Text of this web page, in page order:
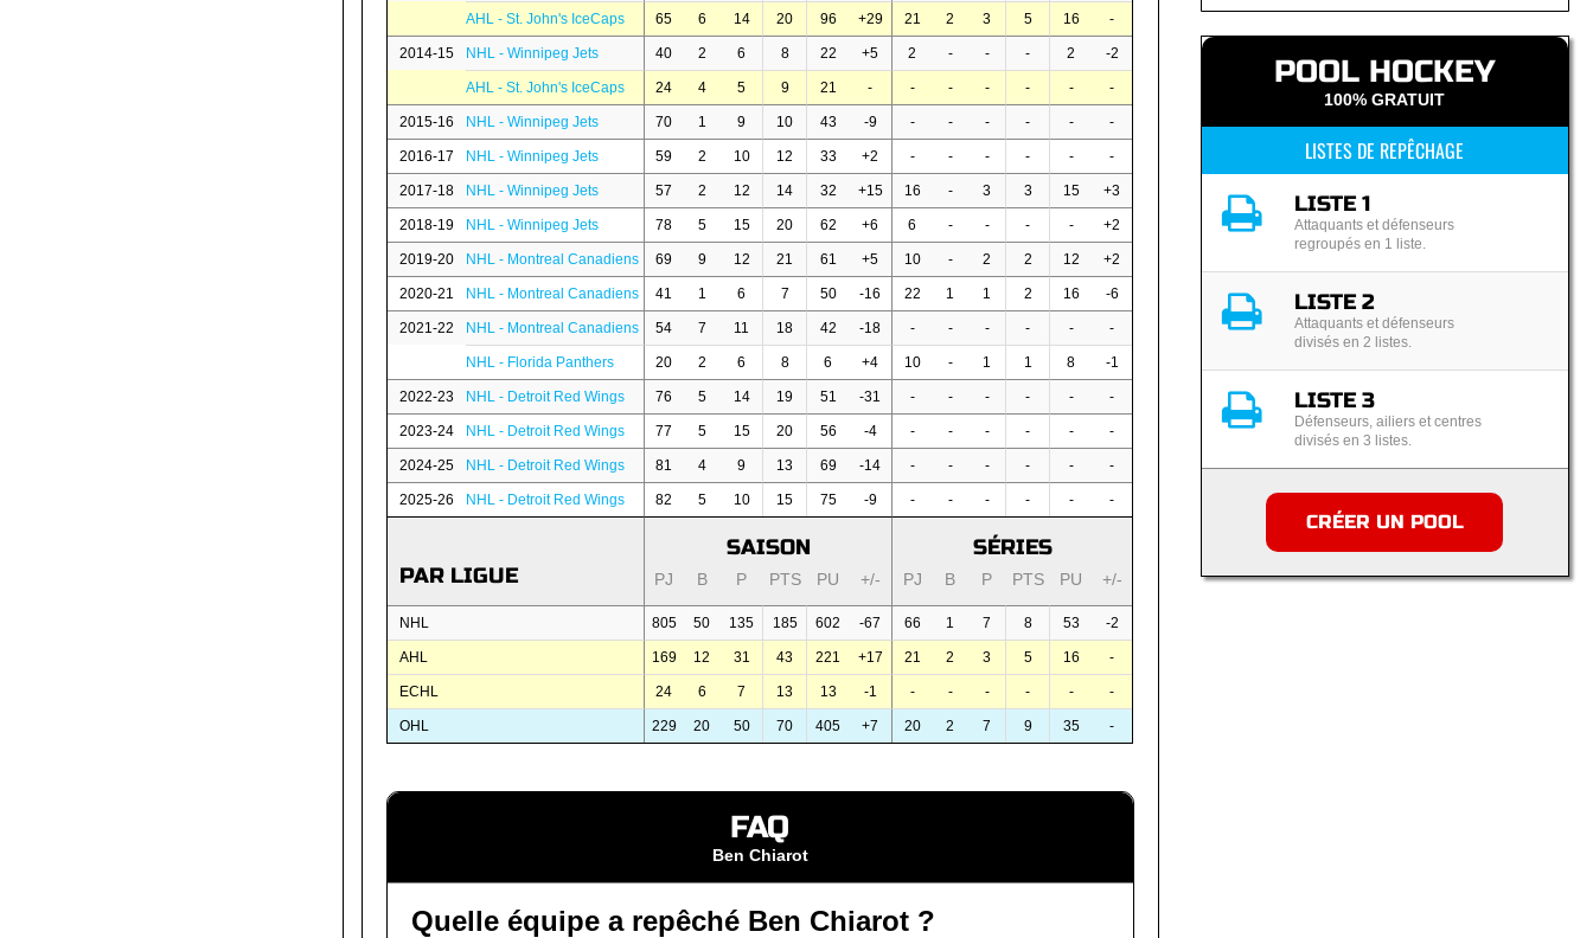
AHL - St. John's IceCaps 65 6 14 20 96 +29 21 2 3 5 16 -
2014-15 NHL - Winnipeg Jets 40 2 6 8 22 +5 2 - - - 2 -2
AHL - St. John's IceCaps 24 4 5 9 21 - - - - - - -
2015-16 NHL - Winnipeg Jets 70 1 9 10 43 -9 - - - - - -
2016-17 NHL - Winnipeg Jets 59 2 10 12 33 +2 - - - - - -
2017-18 NHL - Winnipeg Jets 57 2 12 14 32 +15 16 - 3 3 15 +3
2018-19 NHL - Winnipeg Jets 78 5 15 20 62 +6 6 - - - - +2
2019-20 NHL - Montreal Canadiens 69 9 12 21 61 +5 10 - 2 2 12 +2
2020-21 NHL - Montreal Canadiens 41 1 6 7 50 -16 22 1 1 2 16 -6
2021-22 NHL - Montreal Canadiens 54 7 11 18 42 -18 - - - - - -
NHL - Florida Panthers 20 2 6 8 6 +4 10 - 1 1 8 -1
2022-23 NHL - Detroit Red Wings 76 5 14 19 51 -31 - - - - - -
2023-24 NHL - Detroit Red Wings 77 5 15 20 56 -4 - - - - - -
2024-25 NHL - Detroit Red Wings 81 4 9 13 69 -14 - - - - - -
2025-26 NHL - Detroit Red Wings 82 5 10 15 75 -9 - - - - - -
PAR LIGUE
SAISON SÉRIES
PJ B P PTS PU +/- PJ B P PTS PU +/-
NHL 805 50 135 185 602 -67 66 1 7 8 53 -2
AHL 169 12 31 43 221 +17 21 2 3 5 16 -
ECHL 24 6 7 13 13 -1 - - - - - -
OHL 229 20 50 70 405 +7 20 2 7 9 35 -
FAQ
Ben Chiarot
Quelle équipe a repêché Ben Chiarot ?
POOL HOCKEY
100% GRATUIT
LISTES DE REPÊCHAGE
LISTE 1
Attaquants et défenseurs
regroupés en 1 liste.
LISTE 2
Attaquants et défenseurs
divisés en 2 listes.
LISTE 3
Défenseurs, ailiers et centres
divisés en 3 listes.
CRÉER UN POOL